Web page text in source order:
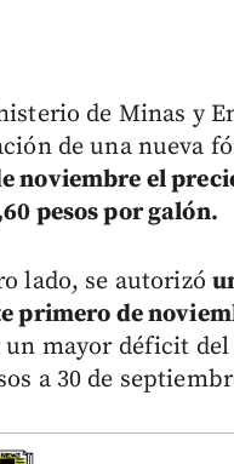
de Minas y
de una nueva
noviembre el
pesos por galón.
lado, se autorizó
primero de
mayor déficit del
a 30 de